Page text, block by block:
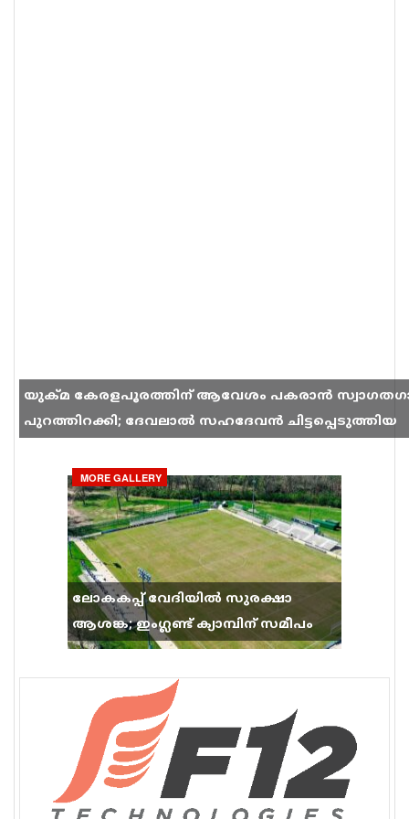
യുക്മ കേരളപൂരത്തിന് ആവേശം പകരാൻ
പുറത്തിറക്കി; ദേവലാൽ സഹദേവൻ ചിട്ടപ്പെടുത്തിയ
MORE GALLERY
ലോകകപ്പ് വേദിയിൽ സുരക്ഷാ
ആശങ്ക; ഇംഗ്ലണ്ട് ക്യാമ്പിന് സമീപം
വെടിവെപ്പ്, 9 പേർക്ക് പരിക്ക്